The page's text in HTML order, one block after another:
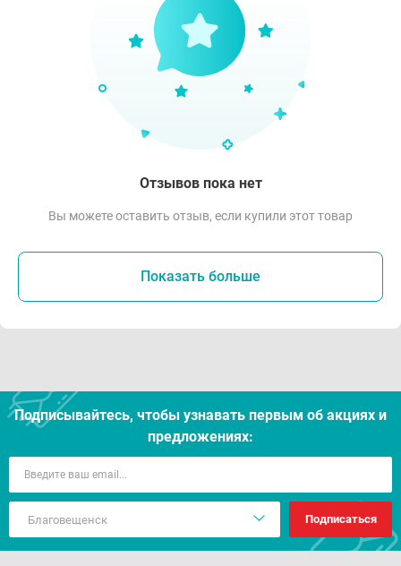
Отзывов пока нет
Вы можете оставить отзыв, если купили этот товар
Показать больше
Подписывайтесь, чтобы узнавать первым об акцияx и
предложениях:
Подписаться